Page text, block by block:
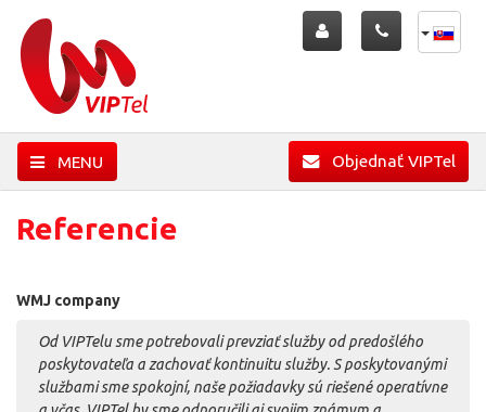
MENU Objednať VIPTel
Referencie
WMJ company
Od VIPTelu sme potrebovali prevziať služby od predošlého
poskytovateľa a zachovať kontinuitu služby. S poskytovanými
službami sme spokojní, naše požiadavky sú riešené operatívne